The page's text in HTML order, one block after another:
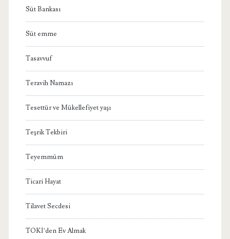
Süt Bankası
Süt emme
Tasavvuf
Teravih Namazı
Tesettür ve Mükellefiyet yaşı
Teşrik Tekbiri
Teyemmüm
Ticari Hayat
Tilavet Secdesi
TOKİ’den Ev Almak